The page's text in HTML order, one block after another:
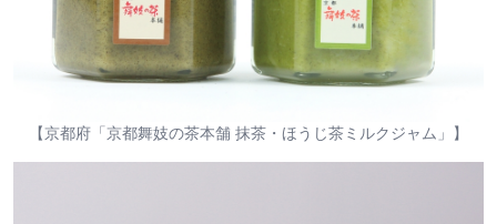
【京都府「京都舞妓の茶本舗 抹茶・ほうじ茶ミルクジャム」】